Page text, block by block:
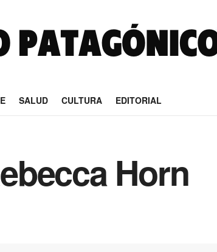
SALUD CULTURA EDITORIAL
Horn